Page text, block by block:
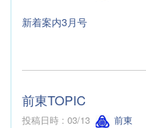
新着案内3月号
前東TOPIC
投稿日時 : 03/13 前東